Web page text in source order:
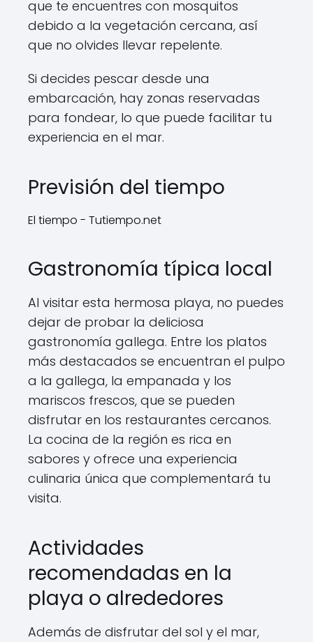
que te encuentres con mosquitos
debido a la vegetación cercana, así
que no olvides llevar repelente.
Si decides pescar desde una
embarcación, hay zonas reservadas
para fondear, lo que puede facilitar tu
experiencia en el mar.
Previsión del tiempo
El tiempo - Tutiempo.net
Gastronomía típica local
Al visitar esta hermosa playa, no puedes
dejar de probar la deliciosa
gastronomía gallega. Entre los platos
más destacados se encuentran el pulpo
a la gallega, la empanada y los
mariscos frescos, que se pueden
disfrutar en los restaurantes cercanos.
La cocina de la región es rica en
sabores y ofrece una experiencia
culinaria única que complementará tu
visita.
Actividades
recomendadas en la
playa o alrededores
Además de disfrutar del sol y el mar,